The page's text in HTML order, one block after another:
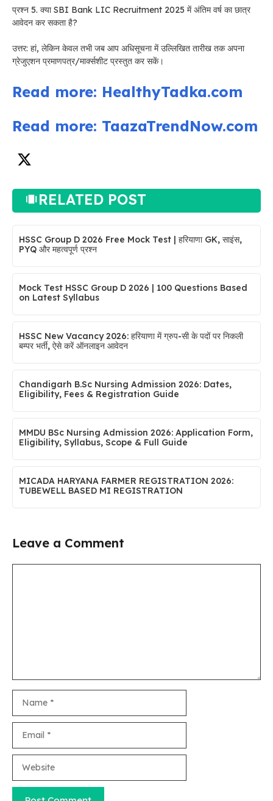
प्रश्न 5. क्या SBI Bank LIC Recruitment 2025 में अंतिम वर्ष का छात्र
आवेदन कर सकता है?
उत्तर: हां, लेकिन केवल तभी जब आप अधिसूचना में उल्लिखित तारीख तक अपना
ग्रेजुएशन प्रमाणपत्र/मार्क्सशीट प्रस्तुत कर सकें।
Read more: HealthyTadka.com
Read more: TaazaTrendNow.com
RELATED POST
HSSC Group D 2026 Free Mock Test | हरियाणा GK, साइंस,
PYQ और महत्वपूर्ण प्रश्न
Mock Test HSSC Group D 2026 | 100 Questions Based
on Latest Syllabus
HSSC New Vacancy 2026: हरियाणा में ग्रुप-सी के पदों पर निकली
बम्पर भर्ती, ऐसे करें ऑनलाइन आवेदन
Chandigarh B.Sc Nursing Admission 2026: Dates,
Eligibility, Fees & Registration Guide
MMDU BSc Nursing Admission 2026: Application Form,
Eligibility, Syllabus, Scope & Full Guide
MICADA HARYANA FARMER REGISTRATION 2026:
TUBEWELL BASED MI REGISTRATION
Leave a Comment